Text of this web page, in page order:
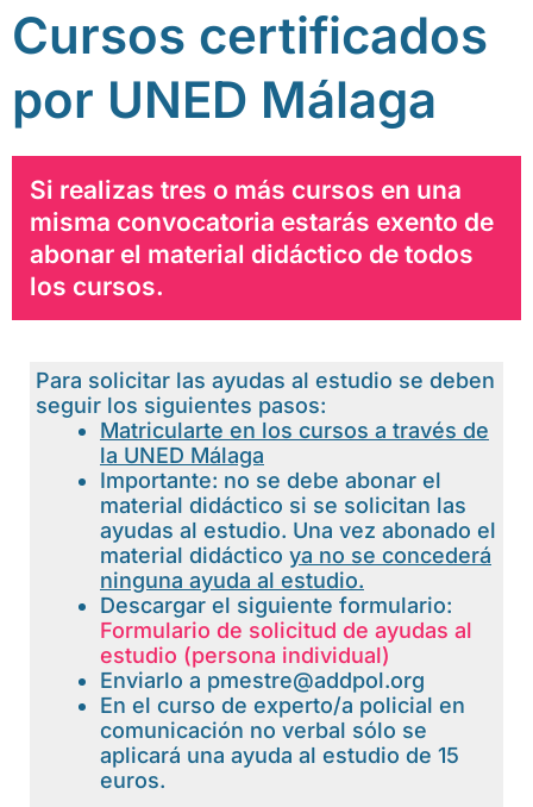
Cursos certificados
por UNED Málaga
Si realizas tres o más cursos en una
misma convocatoria estarás exento de
abonar el material didáctico de todos
los cursos.
Para solicitar las ayudas al estudio se deben
seguir los siguientes pasos:
Matricularte en los cursos a través de
la UNED Málaga
Importante: no se debe abonar el
material didáctico si se solicitan las
ayudas al estudio. Una vez abonado el
material didáctico ya no se concederá
ninguna ayuda al estudio.
Descargar el siguiente formulario:
Formulario de solicitud de ayudas al
estudio (persona individual)
Enviarlo a pmestre@addpol.org
En el curso de experto/a policial en
comunicación no verbal sólo se
aplicará una ayuda al estudio de 15
euros.